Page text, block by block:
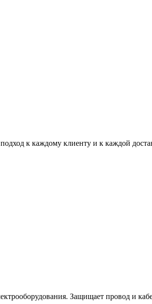
к каждому клиенту и к каждой
Защищает провод и